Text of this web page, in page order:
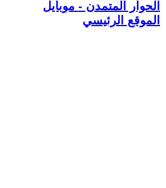
الحوار المتمدن - موبايل
الموقع الرئيسي